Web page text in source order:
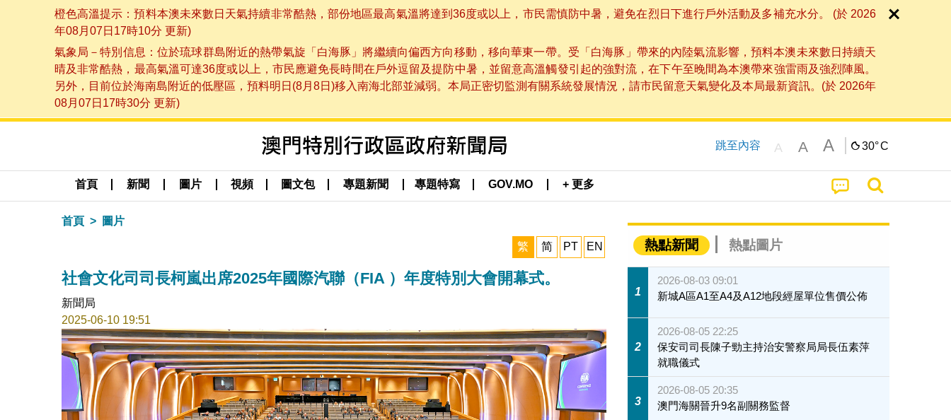
橙色高溫提示：預料本澳未來數日天氣持續非常酷熱，部份地區最高氣溫將達到36度或以上，市民需慎防中暑，避免在烈日下進行戶外活動及多補充水分。 (於 2026
年08月07日17時10分 更新)
氣象局－特別信息：位於琉球群島附近的熱帶氣旋「白海豚」將繼續向偏西方向移動，移向華東一帶。受「白海豚」帶來的內陸氣流影響，預料本澳未來數日持續天
晴及非常酷熱，最高氣溫可達36度或以上，市民應避免長時間在戶外逗留及提防中暑，並留意高溫觸發引起的強對流，在下午至晚間為本澳帶來強雷雨及強烈陣風。
另外，目前位於海南島附近的低壓區，預料明日(8月8日)移入南海北部並減弱。本局正密切監測有關系統發展情況，請市民留意天氣變化及本局最新資訊。(於 2026年
08月07日17時30分 更新)
跳至內容 A A A 30°C
首頁 新聞 圖片 視頻 圖文包 專題新聞 專題特寫 GOV.MO + 更多
首頁 圖片
繁 简 PT EN
社會文化司司長柯嵐出席2025年國際汽聯（FIA ）年度特別大會開幕式。
新聞局
2025-06-10 19:51
熱點新聞 熱點圖片
1
2026-08-03 09:01
新城A區A1至A4及A12地段經屋單位售價公佈
2
2026-08-05 22:25
保安司司長陳子勁主持治安警察局局長伍素萍
就職儀式
3
2026-08-05 20:35
澳門海關晉升9名副關務監督